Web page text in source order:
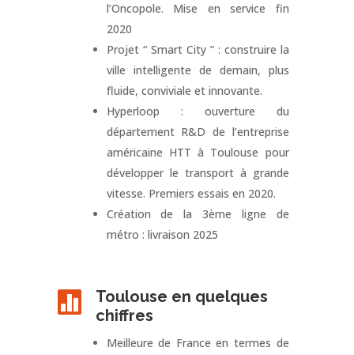
l’Oncopole. Mise en service fin
2020
Projet “ Smart City ” : construire la
ville intelligente de demain, plus
fluide, conviviale et innovante.
Hyperloop : ouverture du
département R&D de l’entreprise
américaine HTT à Toulouse pour
développer le transport à grande
vitesse. Premiers essais en 2020.
Création de la 3ème ligne de
métro : livraison 2025

Toulouse en quelques
chiffres
Meilleure de France en termes de